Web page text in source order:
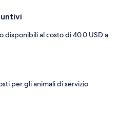
disponibili al costo di 40.0 USD a
per gli animali di servizio